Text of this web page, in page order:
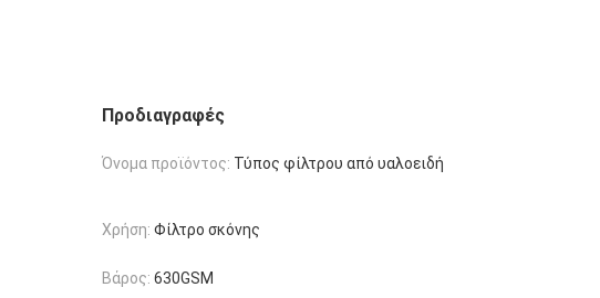
Προδιαγραφές
Όνομα προϊόντος: Τύπος φίλτρου από υαλοειδή
Χρήση: Φίλτρο σκόνης
Βάρος: 630GSM